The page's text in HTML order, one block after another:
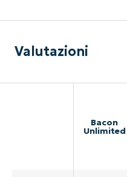
Valutazioni
Bacon
Unlimited